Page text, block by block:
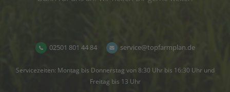
02501 801 44 84 service@topfarmplan.de
Servicezeiten: Montag bis Donnerstag von 8:30 Uhr bis 16:30 Uhr und
Freitag bis 13 Uhr